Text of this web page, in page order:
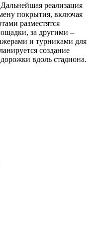
реализация
покрытия, включая
разместятся
за другими –
и турниками для
создание
вдоль стадиона.